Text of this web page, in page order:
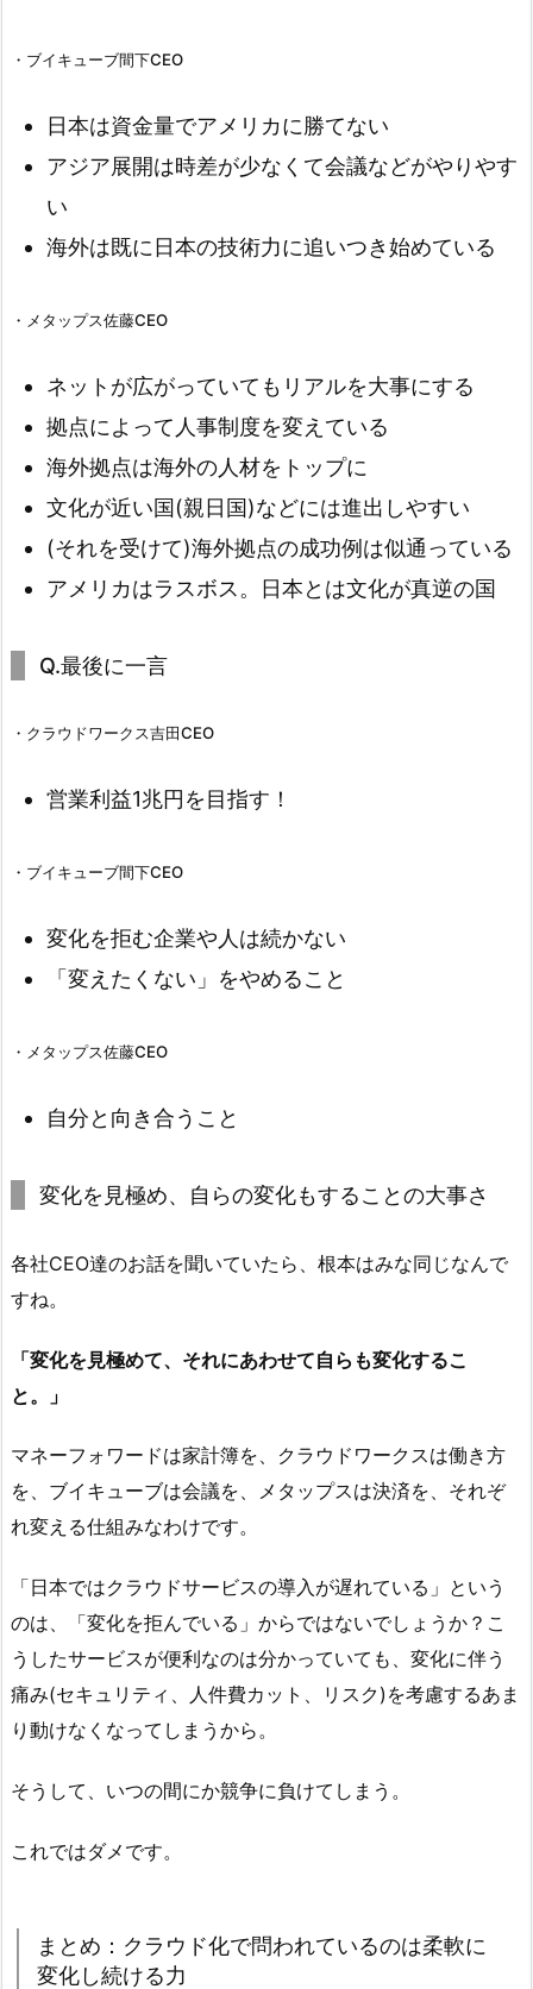
・ブイキューブ間下CEO
日本は資金量でアメリカに勝てない
アジア展開は時差が少なくて会議などがやりやす
い
海外は既に日本の技術力に追いつき始めている
・メタップス佐藤CEO
ネットが広がっていてもリアルを大事にする
拠点によって人事制度を変えている
海外拠点は海外の人材をトップに
文化が近い国(親日国)などには進出しやすい
(それを受けて)海外拠点の成功例は似通っている
アメリカはラスボス。日本とは文化が真逆の国
Q.最後に一言
・クラウドワークス吉田CEO
営業利益1兆円を目指す！
・ブイキューブ間下CEO
変化を拒む企業や人は続かない
「変えたくない」をやめること
・メタップス佐藤CEO
自分と向き合うこと
変化を見極め、自らの変化もすることの大事さ
各社CEO達のお話を聞いていたら、根本はみな同じなんで
すね。
「変化を見極めて、それにあわせて自らも変化するこ
と。」
マネーフォワードは家計簿を、クラウドワークスは働き方
を、ブイキューブは会議を、メタップスは決済を、それぞ
れ変える仕組みなわけです。
「日本ではクラウドサービスの導入が遅れている」という
のは、「変化を拒んでいる」からではないでしょうか？こ
うしたサービスが便利なのは分かっていても、変化に伴う
痛み(セキュリティ、人件費カット、リスク)を考慮するあま
り動けなくなってしまうから。
そうして、いつの間にか競争に負けてしまう。
これではダメです。
まとめ：クラウド化で問われているのは柔軟に
変化し続ける力